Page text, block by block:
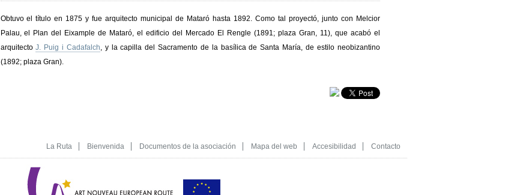
Obtuvo el título en 1875 y fue arquitecto municipal de Mataró hasta 1892. Como tal proyectó, junto con Melcior
Palau, el Plan del Eixample de Mataró, el edificio del Mercado El Rengle (1891; plaza Gran, 11), que acabó el
arquitectoJ. Puig i Cadafalch, y la capilla del Sacramento de la basílica de Santa María, de estilo neobizantino
(1892; plaza Gran).
La Ruta Bienvenida Documentos de la asociación Mapa del web Accesibilidad Contacto